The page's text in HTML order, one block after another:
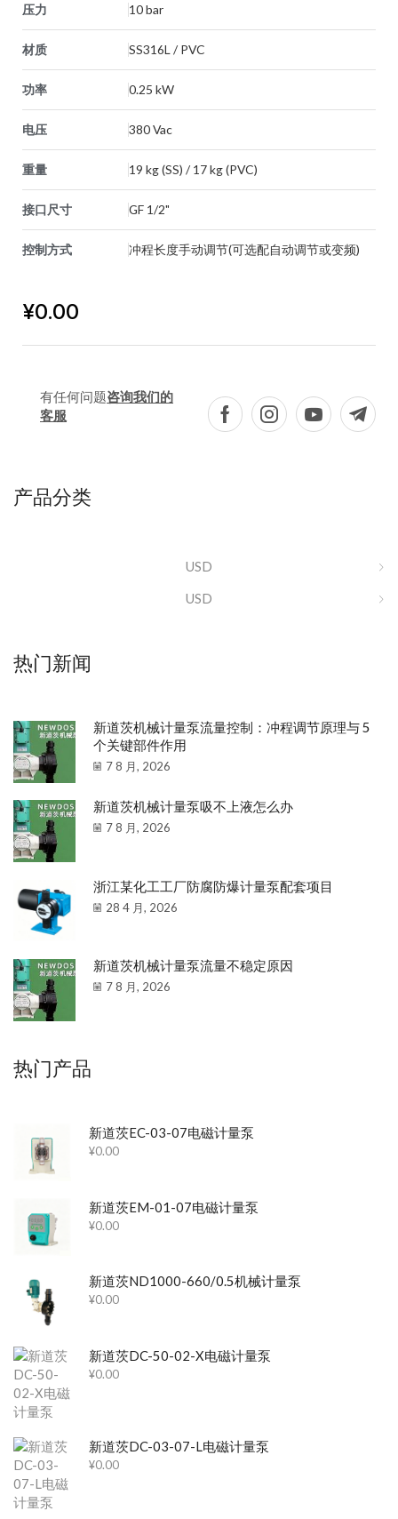
压力 10 bar
材质 SS316L / PVC
功率 0.25 kW
电压 380 Vac
重量 19 kg (SS) / 17 kg (PVC)
接口尺寸 GF 1/2"
控制方式 冲程长度手动调节(可选配自动调节或变频)
¥0.00
有任何问题咨询我们的
客服
产品分类
USD
USD
热门新闻
新道茨机械计量泵流量控制：冲程调节原理与 5
个关键部件作用
7 8 月, 2026
新道茨机械计量泵吸不上液怎么办
7 8 月, 2026
浙江某化工工厂防腐防爆计量泵配套项目
28 4 月, 2026
新道茨机械计量泵流量不稳定原因
7 8 月, 2026
热门产品
新道茨EC-03-07电磁计量泵
¥0.00
新道茨EM-01-07电磁计量泵
¥0.00
新道茨ND1000-660/0.5机械计量泵
¥0.00
新道茨DC-50-02-X电磁计量泵
¥0.00
新道茨DC-03-07-L电磁计量泵
¥0.00